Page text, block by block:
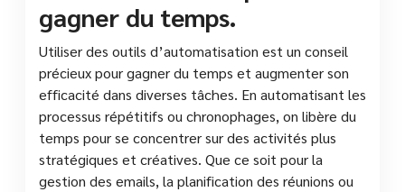
gagner du temps.
Utiliser des outils d’automatisation est un conseil
précieux pour gagner du temps et augmenter son
efficacité dans diverses tâches. En automatisant les
processus répétitifs ou chronophages, on libère du
temps pour se concentrer sur des activités plus
stratégiques et créatives. Que ce soit pour la
gestion des emails, la planification des réunions ou